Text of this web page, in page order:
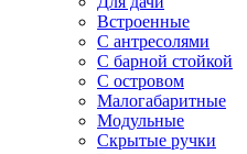
Встроенные
С антресолями
С барной стойкой
С островом
Малогабаритные
Модульные
Скрытые ручки